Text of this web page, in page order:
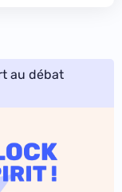
au débat